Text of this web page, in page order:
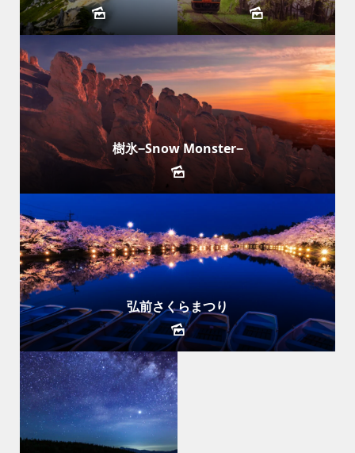
樹氷−Snow Monster−
弘前さくらまつり